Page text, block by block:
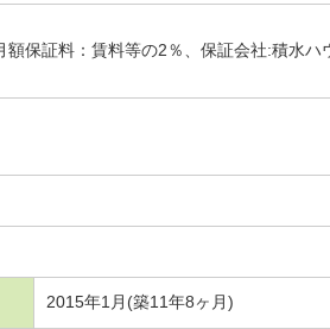
保証料：賃料等の2％、保証会社:積水ハ
2015年1月(築11年8ヶ月)